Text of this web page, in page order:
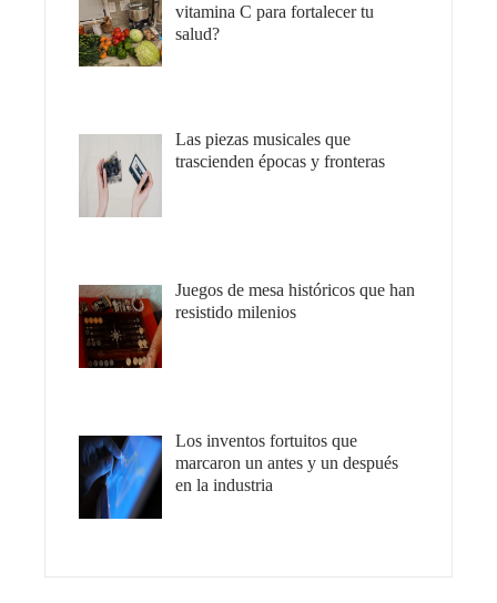
vitamina C para fortalecer tu
salud?
Las piezas musicales que
trascienden épocas y fronteras
Juegos de mesa históricos que han
resistido milenios
Los inventos fortuitos que
marcaron un antes y un después
en la industria